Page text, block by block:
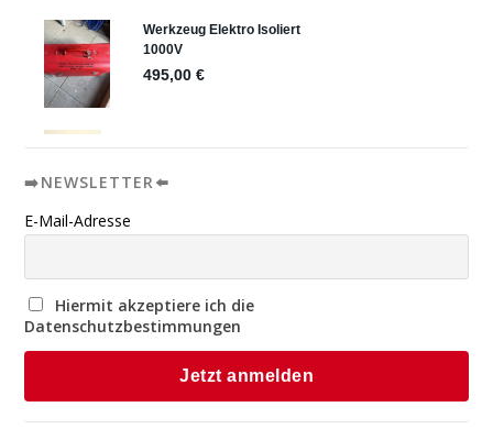
➡️NEWSLETTER⬅️
E-Mail-Adresse
Hiermit akzeptiere ich die
Datenschutzbestimmungen